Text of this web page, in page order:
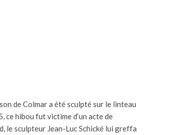
de Colmar a été sculpté sur le linteau
ce hibou fut victime d’un acte de
le sculpteur Jean-Luc Schické lui greffa